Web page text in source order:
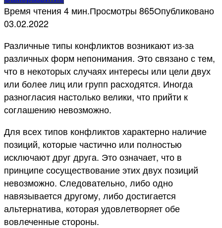
Время чтения 4 мин.Просмотры 865Опубликовано
03.02.2022
Различные типы конфликтов возникают из-за
различных форм непонимания. Это связано с тем,
что в некоторых случаях интересы или цели двух
или более лиц или групп расходятся. Иногда
разногласия настолько велики, что прийти к
соглашению невозможно.
Для всех типов конфликтов характерно наличие
позиций, которые частично или полностью
исключают друг друга. Это означает, что в
принципе сосуществование этих двух позиций
невозможно. Следовательно, либо одно
навязывается другому, либо достигается
альтернатива, которая удовлетворяет обе
вовлеченные стороны.